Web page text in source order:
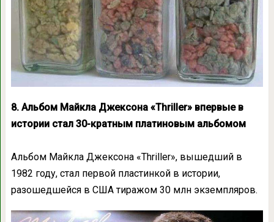
8. Альбом Майкла Джексона «Thriller» впервые в
истории стал 30-кратным платиновым альбомом
Альбом Майкла Джексона «Thriller», вышедший в
1982 году, стал первой пластинкой в истории,
разошедшейся в США тиражом 30 млн экземпляров.